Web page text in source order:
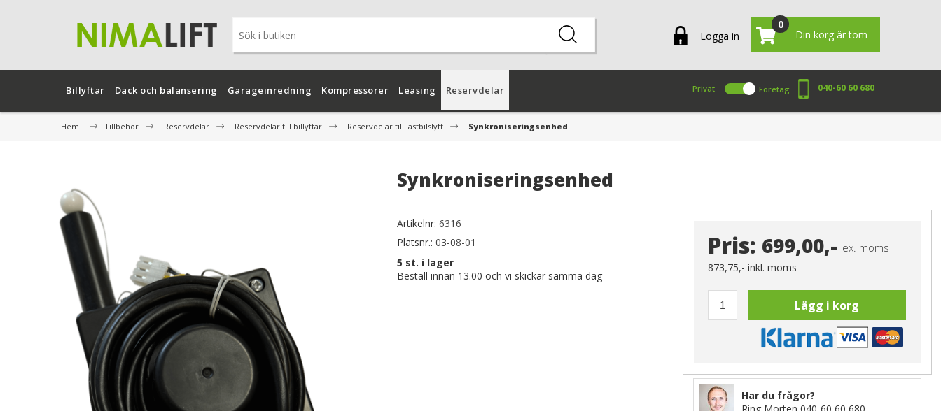
Logga in
0
Din korg är tom
Billyftar Däck och balansering Garageinredning Kompressorer Leasing Reservdelar Privat Företag 040-60 60 680
Hem Tillbehör Reservdelar Reservdelar till billyftar Reservdelar till lastbilslyft Synkroniseringsenhed
Synkroniseringsenhed
Artikelnr: 6316
Platsnr.: 03-08-01
5 st. i lager
Beställ innan 13.00 och vi skickar samma dag
Pris: 699,00,- ex. moms
873,75,- inkl. moms
Lägg i korg
Har du frågor?